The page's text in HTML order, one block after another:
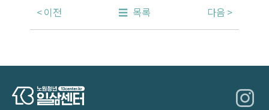
이전 목록 다음